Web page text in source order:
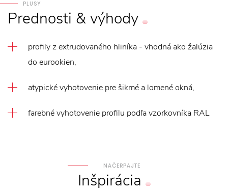
PLUSY
Prednosti &výhody
profily z extrudovaného hliníka - vhodná ako žalúzia
do eurookien,
atypické vyhotovenie pre šikmé a lomené okná,
farebné vyhotovenie profilu podľa vzorkovníka RAL
NAČERPAJTE
Inšpirácia